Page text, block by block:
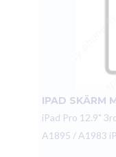
IPAD SKÄRM
iPad Pro 12.9"
A1895 / A1983